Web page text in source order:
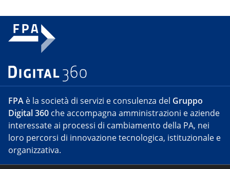
FPA è la società di servizi e consulenza del Gruppo
Digital 360 che accompagna amministrazioni e aziende
interessate ai processi di cambiamento della PA, nei
loro percorsi di innovazione tecnologica, istituzionale e
organizzativa.